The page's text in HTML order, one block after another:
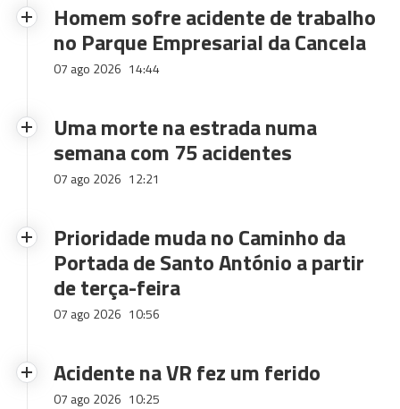
Homem sofre acidente de trabalho
no Parque Empresarial da Cancela
07 ago 2026 14:44
Uma morte na estrada numa
semana com 75 acidentes
07 ago 2026 12:21
Prioridade muda no Caminho da
Portada de Santo António a partir
de terça-feira
07 ago 2026 10:56
Acidente na VR fez um ferido
07 ago 2026 10:25